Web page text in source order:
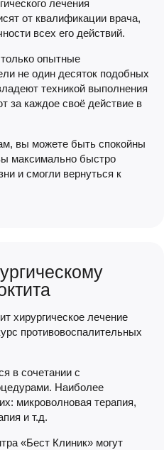
лечения
от квалификации врача,
всех его действий.
опытные
не один десяток подобных
техникой выполнения
за каждое своё действие в
вы можете быть спокойны
максимально быстро
и смогли вернуться к
хирургическое лечение
противовоспалительных
в сочетании с
Наиболее
микроволновая терапия,
и т.д.
«Бест Клиник» могут